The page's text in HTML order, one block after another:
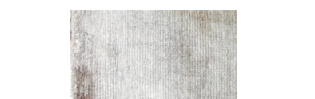
AÑADIR A
FAVORITOS